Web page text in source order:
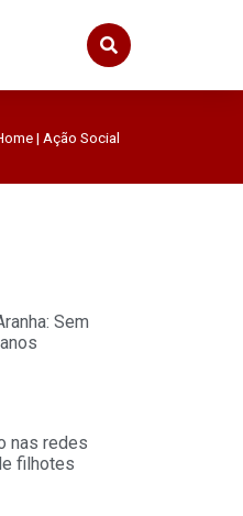
| Ação Social
Sem
nas redes
filhotes